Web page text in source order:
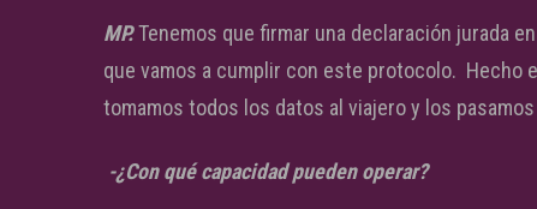
MP.Tenemos que firmar una declaración jurada
que vamos a cumplir con este protocolo. Hecho
tomamos todos los datos al viajero y los
-¿Con qué capacidad pueden operar?